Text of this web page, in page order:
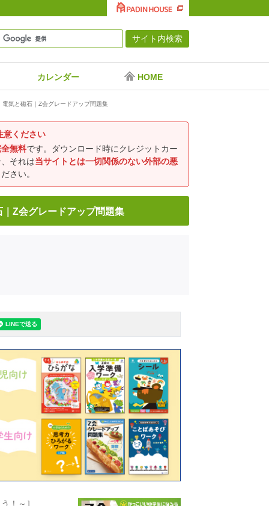
カレンダー HOME
気と磁石｜Z会グレードアップ問題集
意ください
無料です。ダウンロード時にクレジットカー
それは当サイトとは一切関係のない外部の悪
さい。
Z会グレードアップ問題集
！～］